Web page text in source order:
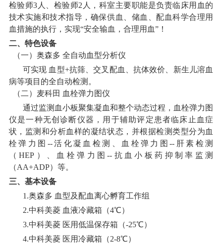
检验师3人、检验师2人，科室主要职能是负责临床用血的
技术实施和技术指导，确保供血、储血、配血科学合理用
血措施的执行，实现“安全输血，合理用血”！
二、特色设备
（一）奥森多 全自动血型分析仪
可实现 血型+抗筛、交叉配血、抗体效价、新生儿溶血
病等项目的全自动检测。
（二）麦科田 血栓弹力图仪
通过监测血小板聚集凝血和整个动态过程，血栓弹力图
仪是一种无创诊断仪器，用于辅助评定患者临床止血症
状，监测和分析血样的凝结状态，并根据检测类型分为血
栓弹力图 --活化凝血检测、血栓弹力图--肝素检测
（HEP）、血栓弹力图--抗血小板药抑制率监测
（AA+ADP）等。
三、基本设备
1.奥森多 血型及配血离心孵育工作组
2.中科美菱 血液冷藏箱（4℃）
3.中科美菱 医用低温保存箱（-25℃）
4.中科美菱 医用冷藏箱（2-8℃）